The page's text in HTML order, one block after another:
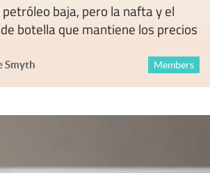
petróleo baja, pero la nafta y el
botella que mantiene los precios
Smyth Members